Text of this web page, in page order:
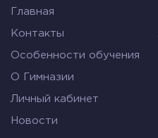
Главная
Контакты
Особенности обучения
О Гимназии
Личный кабинет
Новости